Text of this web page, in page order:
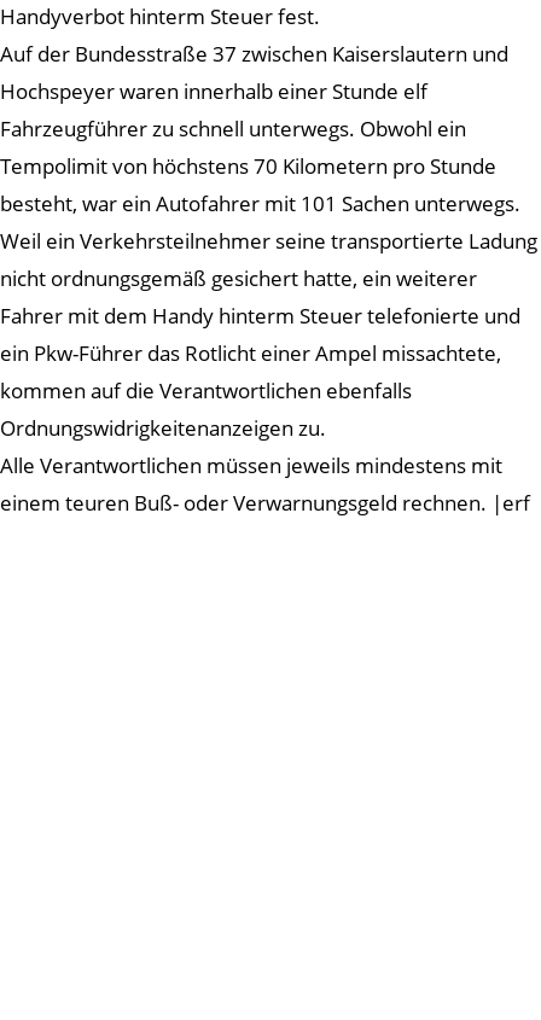
Handyverbot hinterm Steuer fest.
Auf der Bundesstraße 37 zwischen Kaiserslautern und
Hochspeyer waren innerhalb einer Stunde elf
Fahrzeugführer zu schnell unterwegs. Obwohl ein
Tempolimit von höchstens 70 Kilometern pro Stunde
besteht, war ein Autofahrer mit 101 Sachen unterwegs.
Weil ein Verkehrsteilnehmer seine transportierte Ladung
nicht ordnungsgemäß gesichert hatte, ein weiterer
Fahrer mit dem Handy hinterm Steuer telefonierte und
ein Pkw-Führer das Rotlicht einer Ampel missachtete,
kommen auf die Verantwortlichen ebenfalls
Ordnungswidrigkeitenanzeigen zu.
Alle Verantwortlichen müssen jeweils mindestens mit
einem teuren Buß- oder Verwarnungsgeld rechnen. |erf